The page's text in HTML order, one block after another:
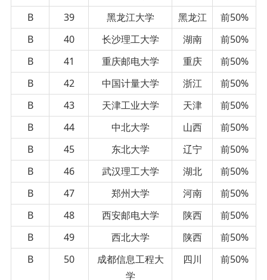
B
39 黑龙江大学 黑龙江
前50%
B
40 长沙理工大学 湖南
前50%
B
41 重庆邮电大学 重庆
前50%
B
42 中国计量大学 浙江
前50%
B
43 天津工业大学 天津
前50%
B
44 中北大学 山西
前50%
B
45 东北大学 辽宁
前50%
B
46 武汉理工大学 湖北
前50%
B
47 郑州大学 河南
前50%
B
48 西安邮电大学 陕西
前50%
B
49 西北大学 陕西
前50%
B
50
成都信息工程大
学
四川 前50%